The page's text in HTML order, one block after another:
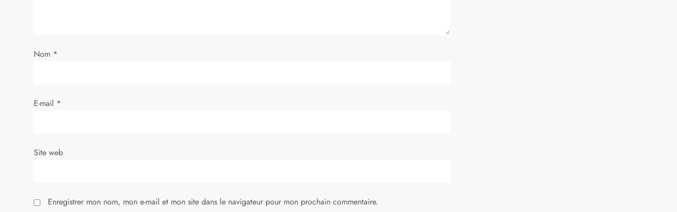
e
t
Nom *
E-mail *
Site web
Enregistrer mon nom, mon e-mail et mon site dans le navigateur pour mon prochain commentaire.